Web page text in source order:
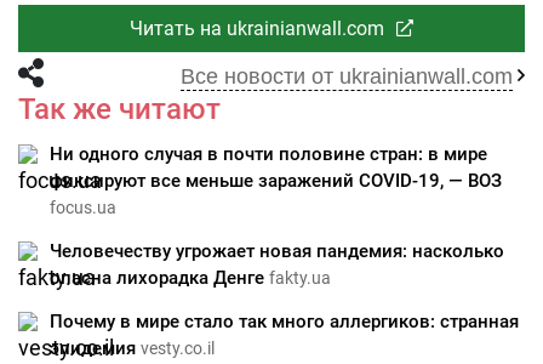
Читать на ukrainianwall.com
Все новости от ukrainianwall.com
Так же читают
Ни одного случая в почти половине стран: в мире
фиксируют все меньше заражений COVID-19, — ВОЗ
focus.ua
Человечеству угрожает новая пандемия: насколько
опасна лихорадка Денге fakty.ua
Почему в мире стало так много аллергиков: странная
эпидемия vesty.co.il